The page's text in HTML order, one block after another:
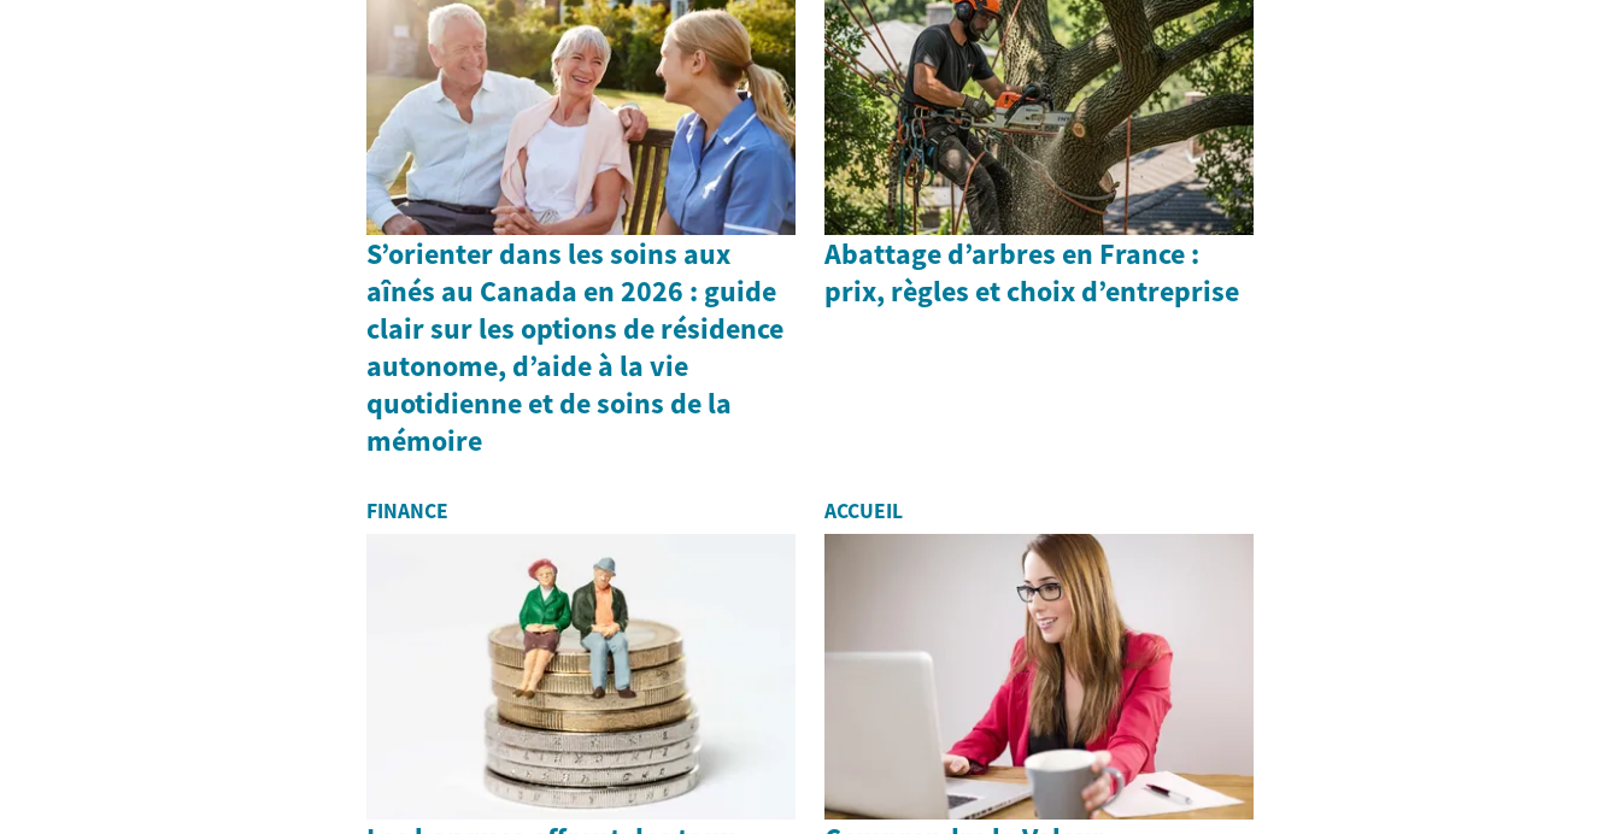
S’orienter dans les soins aux
aînés au Canada en 2026 : guide
clair sur les options de résidence
autonome, d’aide à la vie
quotidienne et de soins de la
mémoire
Abattage d’arbres en France :
prix, règles et choix d’entreprise
FINANCE ACCUEIL